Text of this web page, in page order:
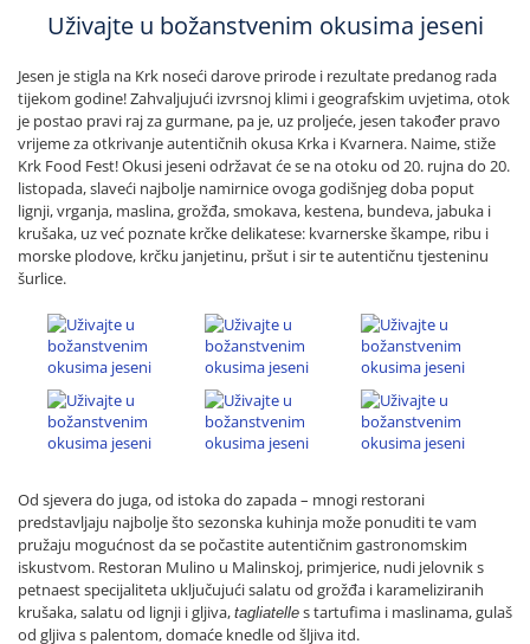
Uživajte u božanstvenim okusima jeseni
Jesen je stigla na Krk noseći darove prirode i rezultate predanog rada
tijekom godine! Zahvaljujući izvrsnoj klimi i geografskim uvjetima, otok
je postao pravi raj za gurmane, pa je, uz proljeće, jesen također pravo
vrijeme za otkrivanje autentičnih okusa Krka i Kvarnera. Naime, stiže
Krk Food Fest! Okusi jeseni održavat će se na otoku od 20. rujna do 20.
listopada, slaveći najbolje namirnice ovoga godišnjeg doba poput
lignji, vrganja, maslina, grožđa, smokava, kestena, bundeva, jabuka i
krušaka, uz već poznate krčke delikatese: kvarnerske škampe, ribu i
morske plodove, krčku janjetinu, pršut i sir teautentičnu tjesteninu
šurlice.
Od sjevera do juga, od istoka do zapada – mnogi restorani
predstavljaju najbolje što sezonska kuhinja može ponuditi te vam
pružaju mogućnost da se počastite autentičnim gastronomskim
iskustvom. Restoran Mulino u Malinskoj, primjerice, nudi jelovnik s
petnaest specijaliteta uključujući salatu od grožđa i karameliziranih
krušaka, salatu od lignji i gljiva, tagliatelle s tartufima i maslinama, gulaš
od gljiva s palentom, domaće knedle od šljiva itd.